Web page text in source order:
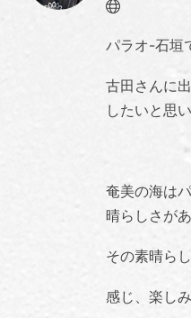
Website
パラオ-石垣
古田さんに
したいと思
奄美の海は
晴らしさが
その素晴ら
感じ、楽し